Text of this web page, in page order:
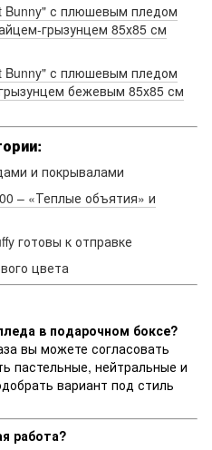
Bunny" с плюшевым пледом
грызунцем 85х85 см
Bunny" с плюшевым пледом
бежевым 85х85 см
и покрывалами
– «Теплые объятия» и
готовы к отправке
цвета
в подарочном боксе?
вы можете согласовать
пастельные, нейтральные и
вариант под стиль
работа?